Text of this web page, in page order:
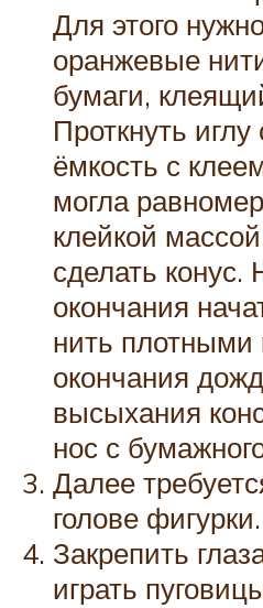
Для этого
оранжевые
бумаги,
Проткнуть иглу
ёмкость с
могла
клейкой
сделать конус.
окончания
нить
окончания
высыхания
нос с
Далее
голове фигурки.
Закрепить
играть